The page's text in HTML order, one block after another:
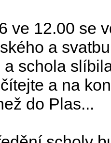
ve 12.00 se
a
a schola
a na
do Plas...